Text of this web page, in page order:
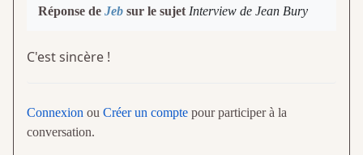
Réponse de Jeb sur le sujet Interview de Jean Bury
C'est sincère !
Connexion ou Créer un compte pour participer à la
conversation.